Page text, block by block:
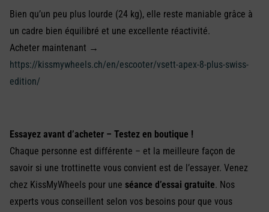
Bien qu’un peu plus lourde (24 kg), elle reste maniable grâce à
un cadre bien équilibré et une excellente réactivité.
Acheter maintenant →
https://kissmywheels.ch/en/escooter/vsett-apex-8-plus-swiss-
edition/
Essayez avant d’acheter – Testez en boutique !
Chaque personne est différente – et la meilleure façon de
savoir si une trottinette vous convient est de l’essayer. Venez
chez KissMyWheels pour une séance d’essai gratuite. Nos
experts vous conseillent selon vos besoins pour que vous